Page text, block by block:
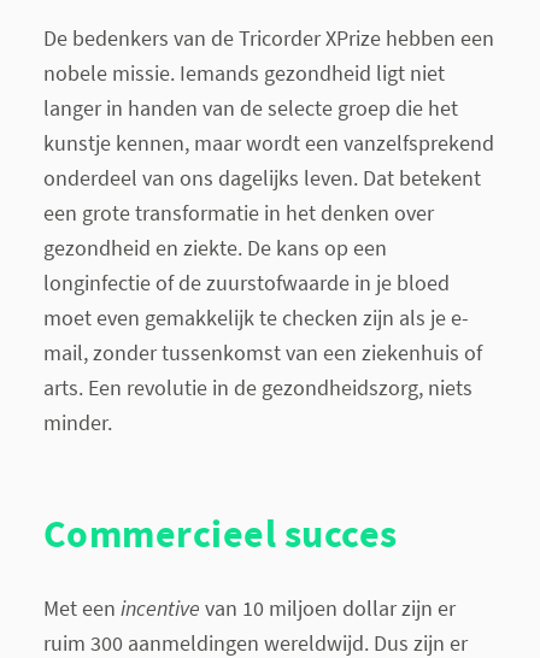
De bedenkers van de Tricorder XPrize hebben een
nobele missie. Iemands gezondheid ligt niet
langer in handen van de selecte groep die het
kunstje kennen, maar wordt een vanzelfsprekend
onderdeel van ons dagelijks leven. Dat betekent
een grote transformatie in het denken over
gezondheid en ziekte. De kans op een
longinfectie of de zuurstofwaarde in je bloed
moet even gemakkelijk te checken zijn als je e-
mail, zonder tussenkomst van een ziekenhuis of
arts. Een revolutie in de gezondheidszorg, niets
minder.
Commercieel succes
Met een incentive van 10 miljoen dollar zijn er
ruim 300 aanmeldingen wereldwijd. Dus zijn er